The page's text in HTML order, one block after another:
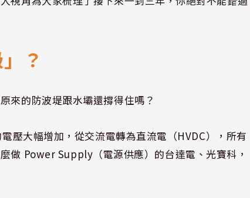
？
來的防波堤跟水壩還撐得住嗎？
壓大幅增加，從交流電轉為直流電（HVDC），所有
做 Power Supply（電源供應）的台達電、光寶科，